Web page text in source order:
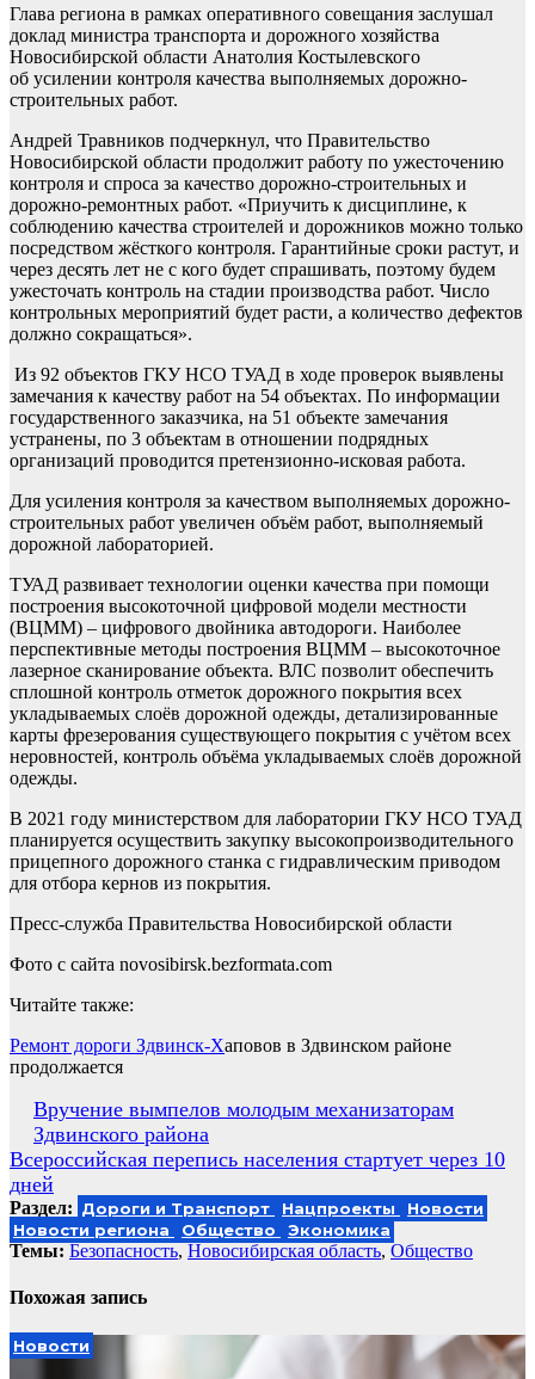
Глава региона в рамках оперативного совещания заслушал
доклад министра транспорта и дорожного хозяйства
Новосибирской области Анатолия Костылевского
об усилении контроля качества выполняемых дорожно-
строительных работ.
Андрей Травников подчеркнул, что Правительство
Новосибирской области продолжит работу по ужесточению
контроля и спроса за качество дорожно-строительных и
дорожно-ремонтных работ. «Приучить к дисциплине, к
соблюдению качества строителей и дорожников можно только
посредством жёсткого контроля. Гарантийные сроки растут, и
через десять лет не с кого будет спрашивать, поэтому будем
ужесточать контроль на стадии производства работ. Число
контрольных мероприятий будет расти, а количество дефектов
должно сокращаться».
Из 92 объектов ГКУ НСО ТУАД в ходе проверок выявлены
замечания к качеству работ на 54 объектах. По информации
государственного заказчика, на 51 объекте замечания
устранены, по 3 объектам в отношении подрядных
организаций проводится претензионно-исковая работа.
Для усиления контроля за качеством выполняемых дорожно-
строительных работ увеличен объём работ, выполняемый
дорожной лабораторией.
ТУАД развивает технологии оценки качества при помощи
построения высокоточной цифровой модели местности
(ВЦММ) – цифрового двойника автодороги. Наиболее
перспективные методы построения ВЦММ – высокоточное
лазерное сканирование объекта. ВЛС позволит обеспечить
сплошной контроль отметок дорожного покрытия всех
укладываемых слоёв дорожной одежды, детализированные
карты фрезерования существующего покрытия с учётом всех
неровностей, контроль объёма укладываемых слоёв дорожной
одежды.
В 2021 году министерством для лаборатории ГКУ НСО ТУАД
планируется осуществить закупку высокопроизводительного
прицепного дорожного станка с гидравлическим приводом
для отбора кернов из покрытия.
Пресс-служба Правительства Новосибирской области
Фото с сайта novosibirsk.bezformata.com
Читайте также:
Ремонт дороги Здвинск-Хаповов в Здвинском районе
продолжается
Навигация
по
записям
Вручение вымпелов молодым механизаторам
Здвинского района
Всероссийская перепись населения стартует через 10
дней
Раздел: Дороги и Транспорт Нацпроекты
Новости
Новости региона
Общество Экономика
Темы: Безопасность, Новосибирская область, Общество
Похожая запись
Новости